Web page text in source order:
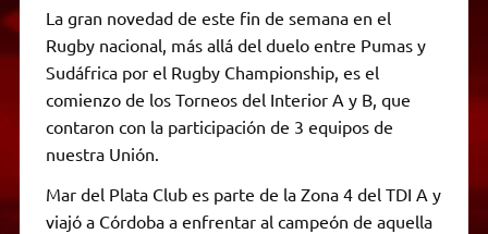
La gran novedad de este fin de semana en el
Rugby nacional, más allá del duelo entre Pumas y
Sudáfrica por el Rugby Championship, es el
comienzo de los Torneos del Interior A y B, que
contaron con la participación de 3 equipos de
nuestra Unión.
Mar del Plata Club es parte de la Zona 4 del TDI A y
viajó a Córdoba a enfrentar al campeón de aquella